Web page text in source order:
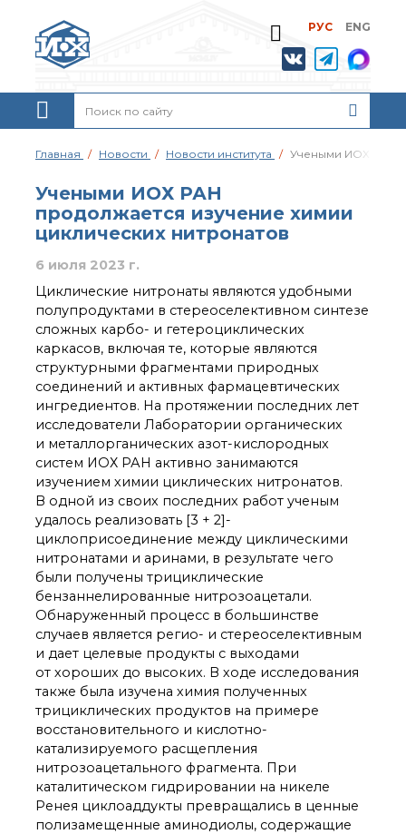
РУС ENG
Жизнь и выдающиеся
моменты научной
деятельности
Н. Д. Зелинского
История ИОХ РАН
Администрация
Научные школы
Подразделения
института
РАН
Диссертационные
советы
Совет молодых ученых
Центр коллективного
пользования
Института
органической химии
РАН (ЦКП ИОХ РАН)
Библиотека
Инфоресурсы
Профком
Документы
Контакты
Основные
направления
деятельности
Важнейшие
достижения института
Научный Совет РАН
по органической
химии
Искусственный
интеллект (ИИ)
в химии
Аддитивные
технологии
Главная Новости Новости института Учеными ИОХ РАН
Учеными ИОХ РАН
продолжается изучение химии
циклических нитронатов
6 июля 2023 г.
Циклические нитронаты являются удобными
полупродуктами в стереоселективном синтезе
сложных карбо- и гетероциклических
каркасов, включая те, которые являются
структурными фрагментами природных
соединений и активных фармацевтических
ингредиентов. На протяжении последних лет
исследователи Лаборатории органических
и металлорганических азот-кислородных
систем ИОХ РАН активно занимаются
изучением химии циклических нитронатов.
В одной из своих последних работ ученым
удалось реализовать [3 + 2]-
циклоприсоединение между циклическими
нитронатами и аринами, в результате чего
были получены трициклические
бензаннелированные нитрозоацетали.
Обнаруженный процесс в большинстве
случаев является регио- и стереоселективным
и дает целевые продукты с выходами
от хороших до высоких. В ходе исследования
также была изучена химия полученных
трициклических продуктов на примере
восстановительного и кислотно-
катализируемого расщепления
нитрозоацетального фрагмента. При
каталитическом гидрировании на никеле
Ренея циклоаддукты превращались в ценные
полизамещенные аминодиолы, содержащие